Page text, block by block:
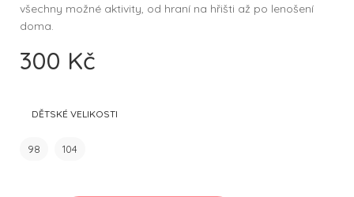
všechny možné aktivity, od hraní na hřišti až po lenošení
doma.
300 Kč
DĚTSKÉ VELIKOSTI
98 104